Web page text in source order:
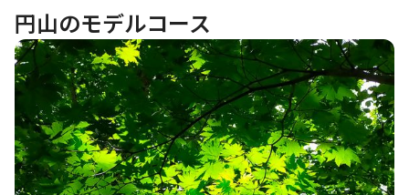
円山のモデルコース